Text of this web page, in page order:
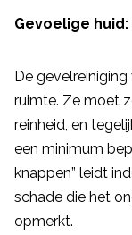
Gevoelige
De
ruimte. Ze moet
reinheid, en
een minimum
knappen” leidt
schade die het
opmerkt.